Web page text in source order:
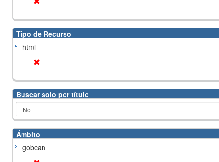
Tipo de Recurso
html
Buscar solo por título
Ámbito
gobcan